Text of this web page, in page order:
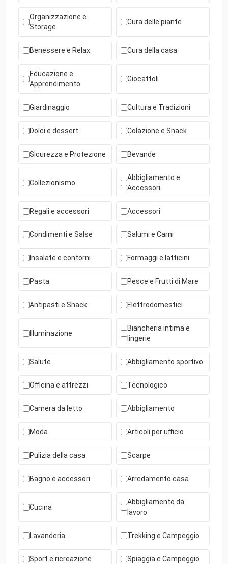
Organizzazione e
Storage
Cura delle piante
Benessere e Relax Cura della casa
Educazione e
Apprendimento
Giocattoli
Giardinaggio Cultura e Tradizioni
Dolci e dessert Colazione e Snack
Sicurezza e Protezione Bevande
Collezionismo
Abbigliamento e
Accessori
Regali e accessori Accessori
Condimenti e Salse Salumi e Carni
Insalate e contorni Formaggi e latticini
Pasta Pesce e Frutti di Mare
Antipasti e Snack Elettrodomestici
Illuminazione
Biancheria intima e
lingerie
Salute Abbigliamento sportivo
Officina e attrezzi Tecnologico
Camera da letto Abbigliamento
Moda Articoli per ufficio
Pulizia della casa Scarpe
Bagno e accessori Arredamento casa
Cucina
Abbigliamento da
lavoro
Lavanderia Trekking e Campeggio
Sport e ricreazione Spiaggia e Campeggio